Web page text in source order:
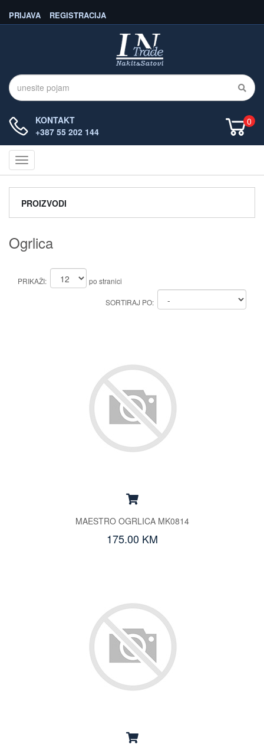
REGISTRACIJA
PRIJAVA
KONTAKT
+387 55 202 144
0
Navigacija
PROIZVODI
Ogrlica
PRIKAŽI: po stranici
SORTIRAJ PO:
MAESTRO OGRLICA MK0814
175.00 KM